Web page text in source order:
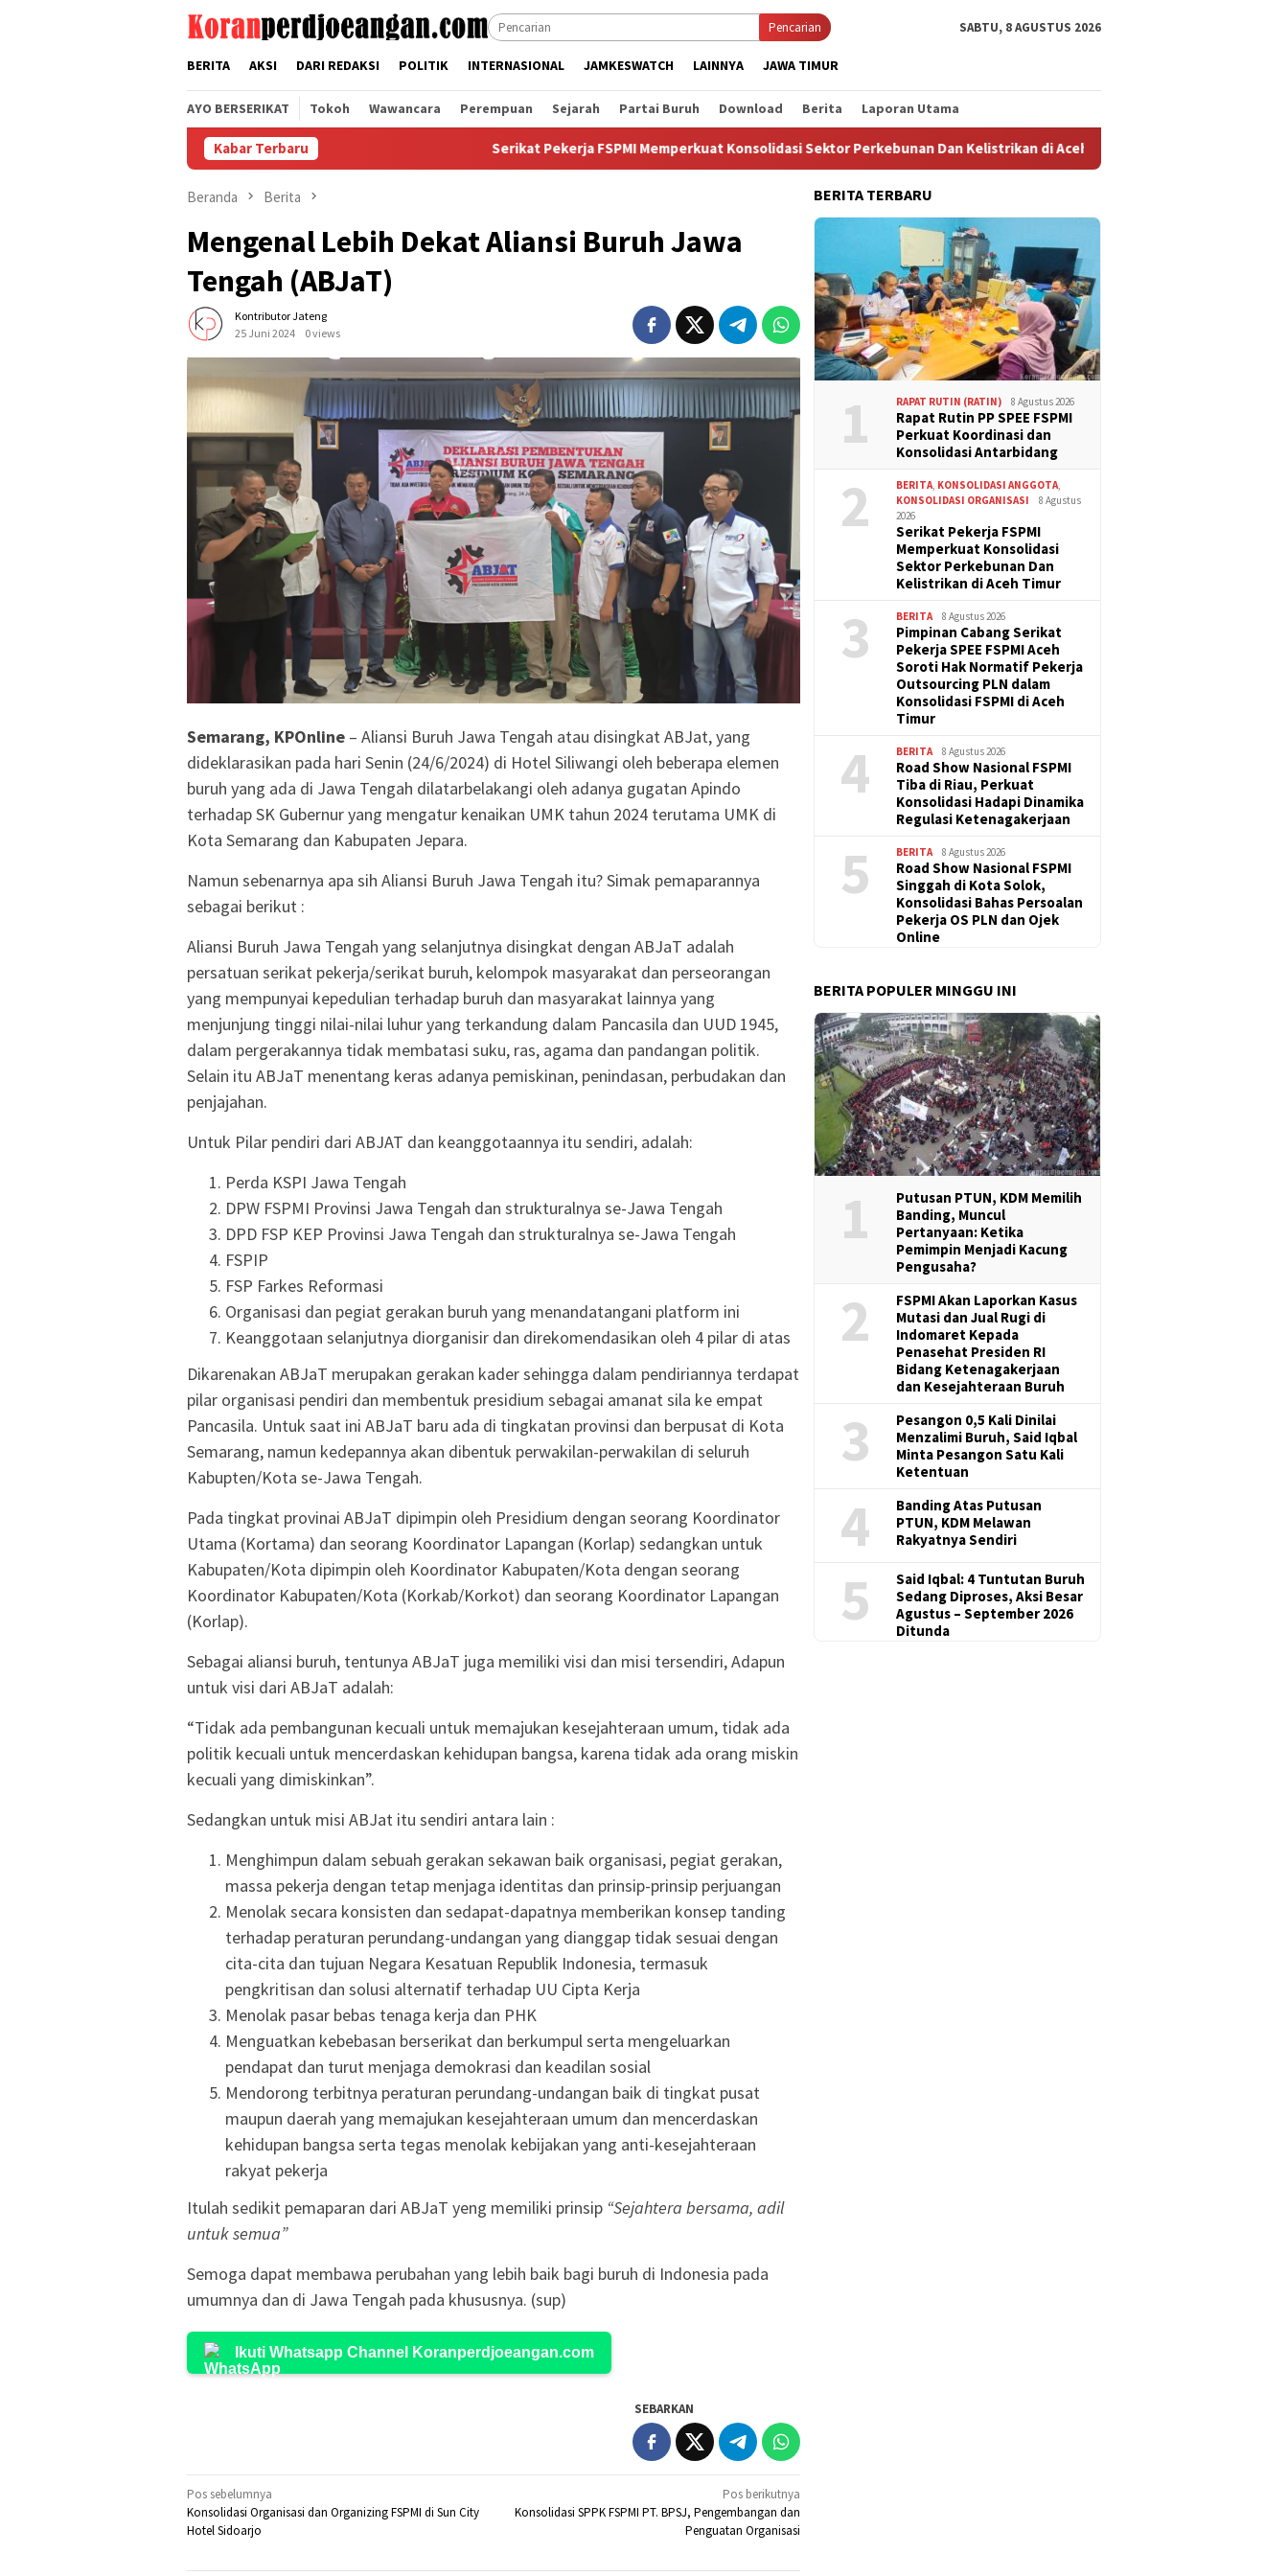
Pencarian SABTU, 8 AGUSTUS 2026
BERITA AKSI DARI REDAKSI POLITIK INTERNASIONAL JAMKESWATCH LAINNYA JAWA TIMUR
AYO BERSERIKAT Tokoh Wawancara Perempuan Sejarah Partai Buruh Download Berita Laporan Utama
Kabar Terbaru Serikat Pekerja FSPMI Memperkuat Konsolidasi Sektor Perkebunan Dan Kelistrikan di Aceh Timur
Beranda Berita
Mengenal Lebih Dekat Aliansi Buruh Jawa
Tengah (ABJaT)
Kontributor Jateng
25 Juni 2024
0 views
Semarang, KPOnline – Aliansi Buruh Jawa Tengah atau disingkat ABJat, yang
dideklarasikan pada hari Senin (24/6/2024) di Hotel Siliwangi oleh beberapa elemen
buruh yang ada di Jawa Tengah dilatarbelakangi oleh adanya gugatan Apindo
terhadap SK Gubernur yang mengatur kenaikan UMK tahun 2024 terutama UMK di
Kota Semarang dan Kabupaten Jepara.
Namun sebenarnya apa sih Aliansi Buruh Jawa Tengah itu? Simak pemaparannya
sebagai berikut :
Aliansi Buruh Jawa Tengah yang selanjutnya disingkat dengan ABJaT adalah
persatuan serikat pekerja/serikat buruh, kelompok masyarakat dan perseorangan
yang mempunyai kepedulian terhadap buruh dan masyarakat lainnya yang
menjunjung tinggi nilai-nilai luhur yang terkandung dalam Pancasila dan UUD 1945,
dalam pergerakannya tidak membatasi suku, ras, agama dan pandangan politik.
Selain itu ABJaT menentang keras adanya pemiskinan, penindasan, perbudakan dan
penjajahan.
Untuk Pilar pendiri dari ABJAT dan keanggotaannya itu sendiri, adalah:
Perda KSPI Jawa Tengah
DPW FSPMI Provinsi Jawa Tengah dan strukturalnya se-Jawa Tengah
DPD FSP KEP Provinsi Jawa Tengah dan strukturalnya se-Jawa Tengah
FSPIP
FSP Farkes Reformasi
Organisasi dan pegiat gerakan buruh yang menandatangani platform ini
Keanggotaan selanjutnya diorganisir dan direkomendasikan oleh 4 pilar di atas
Dikarenakan ABJaT merupakan gerakan kader sehingga dalam pendiriannya terdapat
pilar organisasi pendiri dan membentuk presidium sebagai amanat sila ke empat
Pancasila. Untuk saat ini ABJaT baru ada di tingkatan provinsi dan berpusat di Kota
Semarang, namun kedepannya akan dibentuk perwakilan-perwakilan di seluruh
Kabupten/Kota se-Jawa Tengah.
Pada tingkat provinai ABJaT dipimpin oleh Presidium dengan seorang Koordinator
Utama (Kortama) dan seorang Koordinator Lapangan (Korlap) sedangkan untuk
Kabupaten/Kota dipimpin oleh Koordinator Kabupaten/Kota dengan seorang
Koordinator Kabupaten/Kota (Korkab/Korkot) dan seorang Koordinator Lapangan
(Korlap).
Sebagai aliansi buruh, tentunya ABJaT juga memiliki visi dan misi tersendiri, Adapun
untuk visi dari ABJaT adalah:
“Tidak ada pembangunan kecuali untuk memajukan kesejahteraan umum, tidak ada
politik kecuali untuk mencerdaskan kehidupan bangsa, karena tidak ada orang miskin
kecuali yang dimiskinkan”.
Sedangkan untuk misi ABJat itu sendiri antara lain :
Menghimpun dalam sebuah gerakan sekawan baik organisasi, pegiat gerakan,
massa pekerja dengan tetap menjaga identitas dan prinsip-prinsip perjuangan
Menolak secara konsisten dan sedapat-dapatnya memberikan konsep tanding
terhadap peraturan perundang-undangan yang dianggap tidak sesuai dengan
cita-cita dan tujuan Negara Kesatuan Republik Indonesia, termasuk
pengkritisan dan solusi alternatif terhadap UU Cipta Kerja
Menolak pasar bebas tenaga kerja dan PHK
Menguatkan kebebasan berserikat dan berkumpul serta mengeluarkan
pendapat dan turut menjaga demokrasi dan keadilan sosial
Mendorong terbitnya peraturan perundang-undangan baik di tingkat pusat
maupun daerah yang memajukan kesejahteraan umum dan mencerdaskan
kehidupan bangsa serta tegas menolak kebijakan yang anti-kesejahteraan
rakyat pekerja
Itulah sedikit pemaparan dari ABJaT yeng memiliki prinsip “Sejahtera bersama, adil
untuk semua”
Semoga dapat membawa perubahan yang lebih baik bagi buruh di Indonesia pada
umumnya dan di Jawa Tengah pada khususnya. (sup)
Ikuti Whatsapp Channel Koranperdjoeangan.com
SEBARKAN
Navigasi
pos
Pos sebelumnya
Konsolidasi Organisasi dan Organizing FSPMI di Sun City
Hotel Sidoarjo
Pos berikutnya
Konsolidasi SPPK FSPMI PT. BPSJ, Pengembangan dan
Penguatan Organisasi
BERITA TERBARU
1 RAPAT RUTIN (RATIN) 8 Agustus 2026
Rapat Rutin PP SPEE FSPMI
Perkuat Koordinasi dan
Konsolidasi Antarbidang
2 BERITA KONSOLIDASI ANGGOTA
KONSOLIDASI ORGANISASI
8 Agustus
2026
Serikat Pekerja FSPMI
Memperkuat Konsolidasi
Sektor Perkebunan Dan
Kelistrikan di Aceh Timur
3 BERITA 8 Agustus 2026
Pimpinan Cabang Serikat
Pekerja SPEE FSPMI Aceh
Soroti Hak Normatif Pekerja
Outsourcing PLN dalam
Konsolidasi FSPMI di Aceh
Timur
4 BERITA 8 Agustus 2026
Road Show Nasional FSPMI
Tiba di Riau, Perkuat
Konsolidasi Hadapi Dinamika
Regulasi Ketenagakerjaan
5 BERITA 8 Agustus 2026
Road Show Nasional FSPMI
Singgah di Kota Solok,
Konsolidasi Bahas Persoalan
Pekerja OS PLN dan Ojek
Online
BERITA POPULER MINGGU INI
1
Putusan PTUN, KDM Memilih
Banding, Muncul
Pertanyaan: Ketika
Pemimpin Menjadi Kacung
Pengusaha?
2
FSPMI Akan Laporkan Kasus
Mutasi dan Jual Rugi di
Indomaret Kepada
Penasehat Presiden RI
Bidang Ketenagakerjaan
dan Kesejahteraan Buruh
3
Pesangon 0,5 Kali Dinilai
Menzalimi Buruh, Said Iqbal
Minta Pesangon Satu Kali
Ketentuan
4
Banding Atas Putusan
PTUN, KDM Melawan
Rakyatnya Sendiri
5
Said Iqbal: 4 Tuntutan Buruh
Sedang Diproses, Aksi Besar
Agustus – September 2026
Ditunda